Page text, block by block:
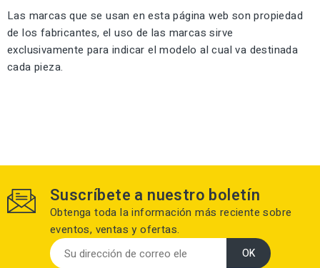
Las marcas que se usan en esta página web son propiedad
de los fabricantes, el uso de las marcas sirve
exclusivamente para indicar el modelo al cual va destinada
cada pieza.
Suscríbete a nuestro boletín
Obtenga toda la información más reciente sobre
eventos, ventas y ofertas.